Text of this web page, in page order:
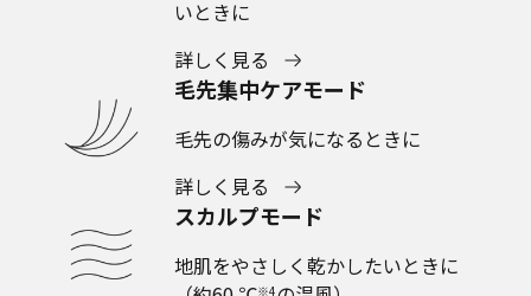
いときに
詳しく見る
毛先集中ケアモード
毛先の傷みが気になるときに
詳しく見る
スカルプモード
地肌をやさしく乾かしたいときに
※4